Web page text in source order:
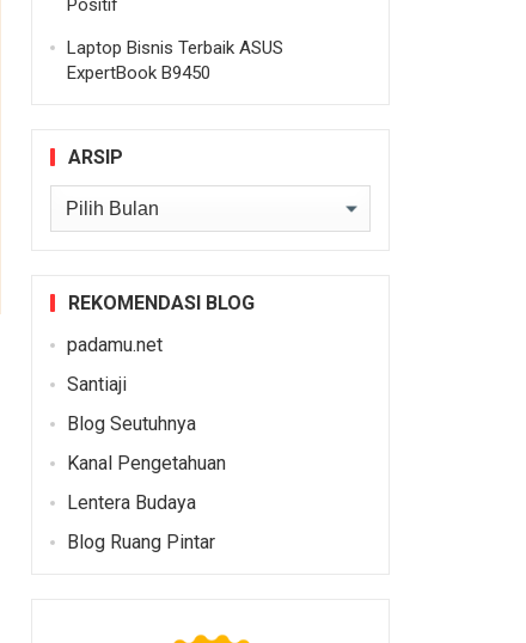
Positif
Laptop Bisnis Terbaik ASUS
ExpertBook B9450
ARSIP
Arsip
REKOMENDASI BLOG
padamu.net
Santiaji
Blog Seutuhnya
Kanal Pengetahuan
Lentera Budaya
Blog Ruang Pintar